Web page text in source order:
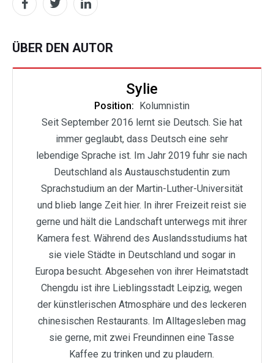
ÜBER DEN AUTOR
Sylie
Position: Kolumnistin
Seit September 2016 lernt sie Deutsch. Sie hat
immer geglaubt, dass Deutsch eine sehr
lebendige Sprache ist. Im Jahr 2019 fuhr sie nach
Deutschland als Austauschstudentin zum
Sprachstudium an der Martin-Luther-Universität
und blieb lange Zeit hier. In ihrer Freizeit reist sie
gerne und hält die Landschaft unterwegs mit ihrer
Kamera fest. Während des Auslandsstudiums hat
sie viele Städte in Deutschland und sogar in
Europa besucht. Abgesehen von ihrer Heimatstadt
Chengdu ist ihre Lieblingsstadt Leipzig, wegen
der künstlerischen Atmosphäre und des leckeren
chinesischen Restaurants. Im Alltagesleben mag
sie gerne, mit zwei Freundinnen eine Tasse
Kaffee zu trinken und zu plaudern.